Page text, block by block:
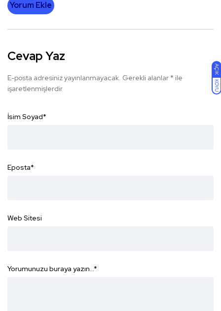
AÇIK
KOYU
Yorum Ekle
Cevap Yaz
E-posta adresiniz yayınlanmayacak. Gerekli alanlar * ile
işaretlenmişlerdir
İsim Soyad*
Eposta*
Web Sitesi
Yorumunuzu buraya yazın... *